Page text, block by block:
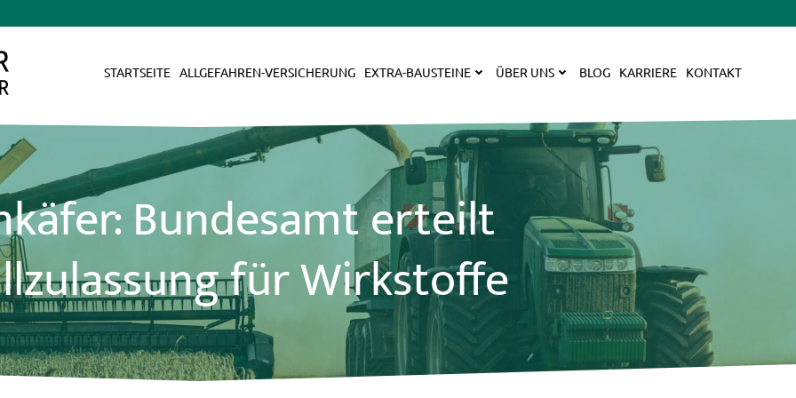
STARTSEITE ALLGEFAHREN-VERSICHERUNG EXTRA-BAUSTEINE ÜBER UNS BLOG KARRIERE KONTAKT
Bundesamt erteilt
für Wirkstoffe